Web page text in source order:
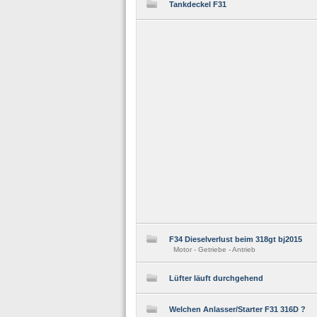
Tankdeckel F31
F34 Dieselverlust beim 318gt bj2015
Motor - Getriebe - Antrieb
Lüfter läuft durchgehend
Welchen Anlasser/Starter F31 316D ?